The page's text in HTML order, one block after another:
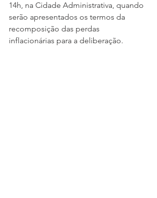
14h, na Cidade Administrativa, quando
serão apresentados os termos da
recomposição das perdas
inflacionárias para a deliberação.